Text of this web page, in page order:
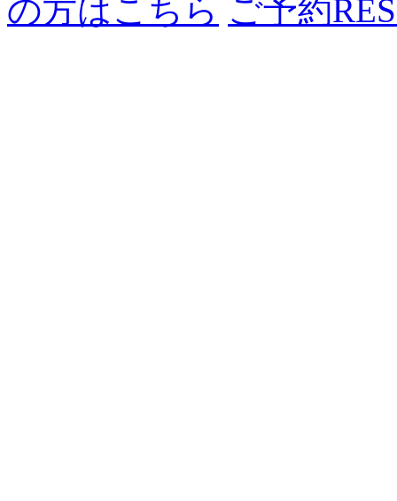
の方はこちら ご予約